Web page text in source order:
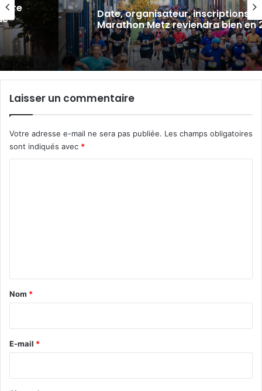
Braderie, emploi, portes
actus de la semaine à Metz
(22 mai 2026)
Laisser un commentaire
Votre adresse e-mail ne sera pas publiée. Les champs obligatoires
sont indiqués avec *
a
e
Nom *
E-mail *